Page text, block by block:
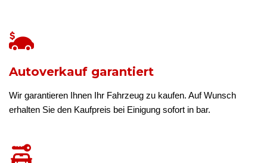
Autoverkauf garantiert
Wir garantieren Ihnen Ihr Fahrzeug zu kaufen. Auf Wunsch
erhalten Sie den Kaufpreis bei Einigung sofort in bar.